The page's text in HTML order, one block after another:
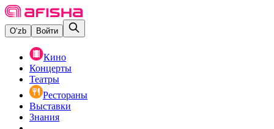
O‘zb Войти
Кино
Концерты
Театры
Рестораны
Выставки
Знания